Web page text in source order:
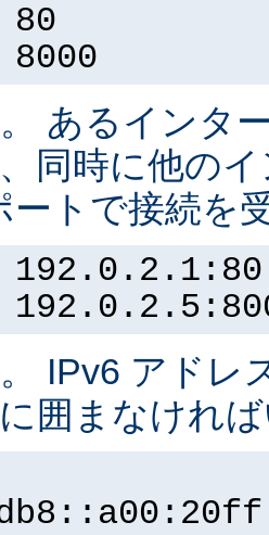
あるインタ
同時に他の
ートで接続を
IPv6 アドレ
囲まなけれ